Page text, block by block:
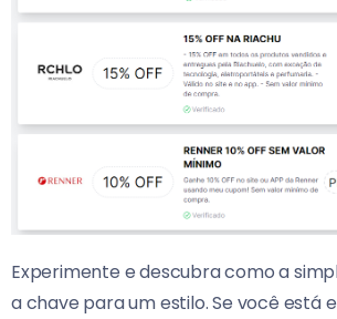
Experimente e descubra como a
a chave para um estilo. Se você está